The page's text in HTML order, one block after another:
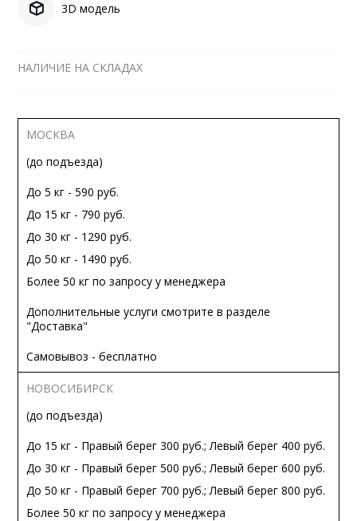
3D модель
НАЛИЧИЕ НА СКЛАДАХ
МОСКВА
(до подъезда)
До 5 кг - 590 руб.
До 15 кг - 790 руб.
До 30 кг - 1290 руб.
До 50 кг - 1490 руб.
Более 50 кг по запросу у менеджера
Дополнительные услуги смотрите в разделе
"Доставка"
Самовывоз - бесплатно
НОВОСИБИРСК
(до подъезда)
До 15 кг - Правый берег 300 руб.; Левый берег 400 руб.
До 30 кг - Правый берег 500 руб.; Левый берег 600 руб.
До 50 кг - Правый берег 700 руб.; Левый берег 800 руб.
Более 50 кг по запросу у менеджера